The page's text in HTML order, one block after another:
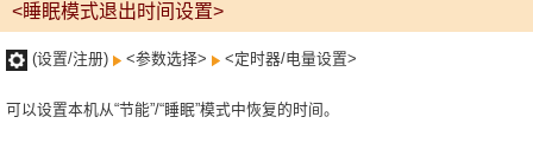
<睡眠模式退出时间设置>
(设置/注册) <参数选择> <定时器/电量设置>
可以设置本机从“节能”/“睡眠”模式中恢复的时间。